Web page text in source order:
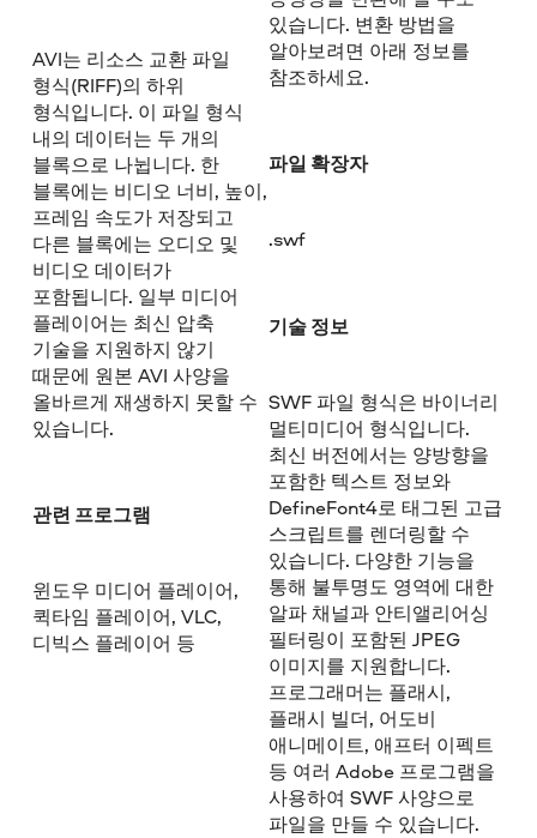
AVI는 리소스 교환 파일
형식(RIFF)의 하위
형식입니다. 이 파일 형식
내의 데이터는 두 개의
블록으로 나뉩니다. 한
블록에는 비디오 너비, 높이,
프레임 속도가 저장되고
다른 블록에는 오디오 및
비디오 데이터가
포함됩니다. 일부 미디어
플레이어는 최신 압축
기술을 지원하지 않기
때문에 원본 AVI 사양을
올바르게 재생하지 못할 수
있습니다.
관련 프로그램
윈도우 미디어 플레이어,
퀵타임 플레이어, VLC,
디빅스 플레이어 등
있습니다. 변환 방법을
알아보려면 아래 정보를
참조하세요.
파일 확장자
.swf
기술 정보
SWF 파일 형식은 바이너리
멀티미디어 형식입니다.
최신 버전에서는 양방향을
포함한 텍스트 정보와
DefineFont4로 태그된 고급
스크립트를 렌더링할 수
있습니다. 다양한 기능을
통해 불투명도 영역에 대한
알파 채널과 안티앨리어싱
필터링이 포함된 JPEG
이미지를 지원합니다.
프로그래머는 플래시,
플래시 빌더, 어도비
애니메이트, 애프터 이펙트
등 여러 Adobe 프로그램을
사용하여 SWF 사양으로
파일을 만들 수 있습니다.